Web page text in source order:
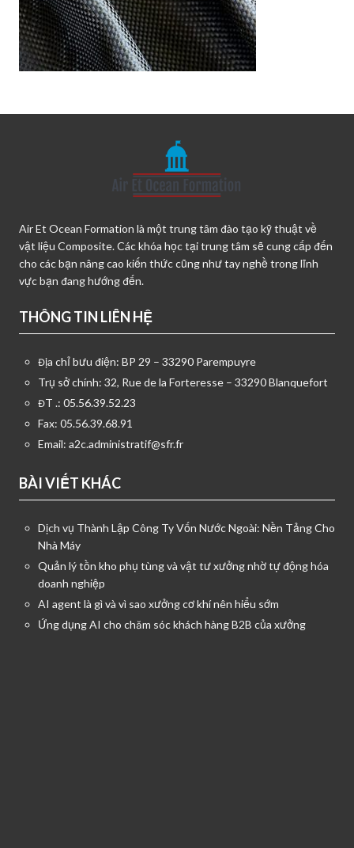
Air Et Ocean Formation là một trung tâm đào tạo kỹ thuật về
vật liệu Composite. Các khóa học tại trung tâm sẽ cung cấp đến
cho các bạn nâng cao kiến thức cũng như tay nghề trong lĩnh
vực bạn đang hướng đến.
THÔNG TIN LIÊN HỆ
Địa chỉ bưu điện: BP 29 – 33290 Parempuyre
Trụ sở chính: 32, Rue de la Forteresse – 33290 Blanquefort
ĐT .: 05.56.39.52.23
Fax: 05.56.39.68.91
Email: a2c.administratif@sfr.fr
BÀI VIẾT KHÁC
Dịch vụ Thành Lập Công Ty Vốn Nước Ngoài: Nền Tảng Cho
Nhà Máy
Quản lý tồn kho phụ tùng và vật tư xưởng nhờ tự động hóa
doanh nghiệp
AI agent là gì và vì sao xưởng cơ khí nên hiểu sớm
Ứng dụng AI cho chăm sóc khách hàng B2B của xưởng